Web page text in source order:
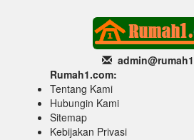
admin@rumah1
Rumah1.com:
Tentang Kami
Hubungin Kami
Sitemap
Kebijakan Privasi